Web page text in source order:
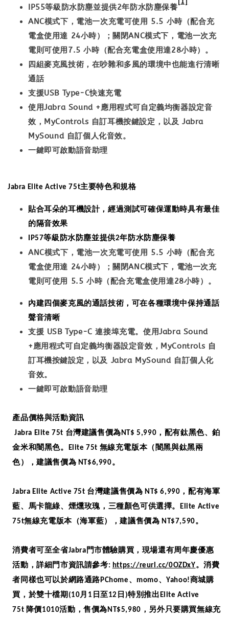
IP55等級防水防塵並提供2年防水防塵保養
[1]
ANC模式下，電池一次充電可使用 5.5 小時（配合充
電盒使用達 24小時）；關閉ANC模式下，電池一次充
電則可使用 7.5小時（配合充電盒使用達28小時）。
四組麥克風技術，在吵雜和多風的環境中也能進行清晰
通話
支援USB Type-C快速充電
使用Jabra Sound + 應用程式可自定義均衡器設定音
效， MyControls 自訂耳機按鍵設定，以及 Jabra
MySound 自訂個人化音效。
一鍵即可啟動語音助理
Jabra Elite Active 75t主要特色和規格
貼合耳朵的耳機設計，經過測試可確保運動時具有最佳
的隔音效果
IP57等級防水防塵並提供2年防水防塵保養
ANC模式下，電池一次充電可使用 5.5 小時（配合充
電盒使用達 24小時）；關閉ANC模式下，電池一次充
電則可使用 5.5 小時（配合充電盒使用達28小時）。
內建四個麥克風的通話技術，可在各種環境中保持通話
聲音清晰
支援 USB Type-C連接埠充電。使用Jabra Sound
+ 應用程式可自定義均衡器設定音效， MyControls 自
訂耳機按鍵設定，以及 Jabra MySound 自訂個人化
音效。
一鍵即可啟動語音助理
產品價格與活動資訊
Jabra Elite 75t 台灣建議售價為NT$ 5,990 ，配有鈦黑色、鉑
金米和闇黑色。 Elite 75t 無線充電版本（闇黑與鈦黑兩
色），建議售價為 NT$6,990。
Jabra Elite Active 75t 台灣建議售價為 NT$ 6,990 ，配有海軍
藍、馬卡龍綠、煙燻玫瑰，三種顏色可供選擇。 Elite Active
75t無線充電版本（海軍藍），建議售價為 NT$7,590。
消費者可至全省Jabra 門市體驗購買，現場還有周年慶優惠
活動，詳細門市資訊請參考: https://reurl.cc/0OZDxY 。消費
者同樣也可以於網路通路PChome 、 momo、Yahoo!商城購
買，於雙十檔期 (10月 1 日至12 日 )特別推出Elite Active
75t 降價1010活動，售價為NT$5,980 ，另外只要購買無線充